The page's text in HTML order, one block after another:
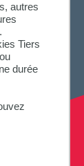
autres
Tiers
durée